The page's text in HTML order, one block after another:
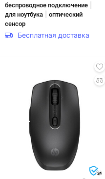
беспроводное подключение
для ноутбука
оптический
сенсор
Бесплатная доставка
24